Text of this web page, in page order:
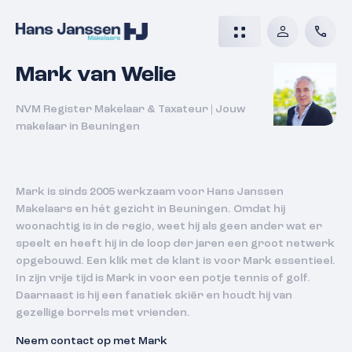
Mark van Welie
NVM Register Makelaar & Taxateur
Jouw
makelaar in Beuningen
Mark is sinds 2005 werkzaam voor Hans Janssen
Makelaars en hét gezicht in Beuningen. Omdat hij
woonachtig is in de regio, weet hij als geen ander wat er
speelt en heeft hij in de loop der jaren een groot netwerk
opgebouwd. Een klik met de klant is voor Mark essentieel.
In zijn vrije tijd is Mark in voor een potje tennis of golf.
Daarnaast is hij een fanatiek skiër en houdt hij van
gezellige borrels met vrienden.
Neem contact op met Mark